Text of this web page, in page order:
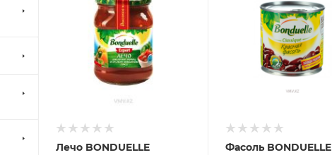
Лечо BONDUELLE
Фасоль BONDUELLE